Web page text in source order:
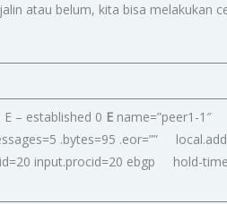
atau belum, kita bisa melakukan
– established 0 E name=”peer1-1″
.bytes=95 .eor=””
input.procid=20 ebgp hold-